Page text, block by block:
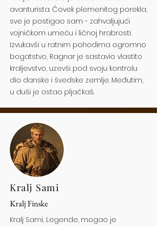
avanturista. Čovek plemenitog porekla,
sve je postigao sam - zahvaljujući
vojničkom umeću i ličnoj hrabrosti.
Izvukavši u ratnim pohodima ogromno
bogatstvo, Ragnar je sastavio vlastito
kraljevstvo, uzevši pod svoju kontrolu
dio danske i švedske zemlje. Međutim,
u duši je ostao pljačkaš.
Kralj Sami
Kralj Finske
Kralj Sami, Legende, mogao je